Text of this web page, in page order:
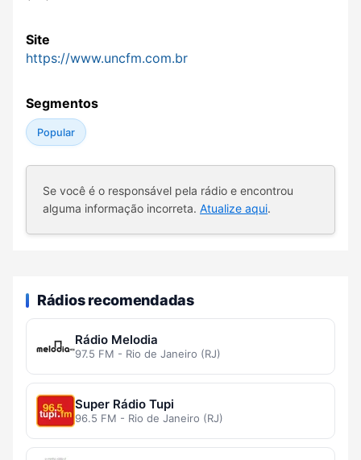
Site
https://www.uncfm.com.br
Segmentos
Popular
Se você é o responsável pela rádio e encontrou
alguma informação incorreta. Atualize aqui.
Rádios recomendadas
Rádio Melodia
97.5 FM - Rio de Janeiro (RJ)
Super Rádio Tupi
96.5 FM - Rio de Janeiro (RJ)